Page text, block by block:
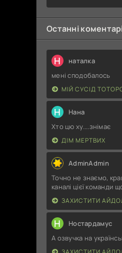
Сутичка
Останні
Н наталка
мені сподобалось
МІЙ СУСІД
Н Нана
Хто цю ху....знімає
ДІМ МЕРТВИХ
AdminAdmin
Точно не знаємо,
каналі цієї команди
ЗАХИСТИТИ
Н Ностардамус
А озвучка на